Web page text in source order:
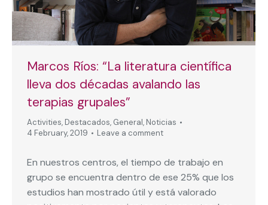
Marcos Ríos: “La literatura científica
lleva dos décadas avalando las
terapias grupales”
Activities, Destacados, General, Noticias
4 February, 2019
Leave a comment
En nuestros centros, el tiempo de trabajo en
grupo se encuentra dentro de ese 25% que los
estudios han mostrado útil y está valorado